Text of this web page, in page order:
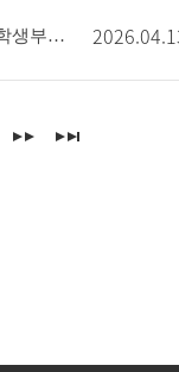
[장학] 2026-1학기 장학금 (2020년 입학생부터~) 신청 안내